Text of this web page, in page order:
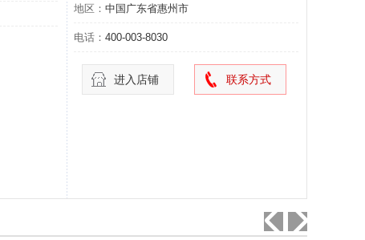
地区： 中国广东省惠州市
电话： 400-003-8030
进入店铺 联系方式